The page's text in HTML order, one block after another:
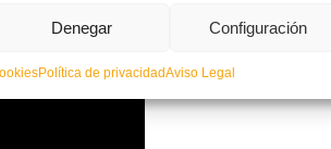
Denegar Configuración
Política de privacidadAviso Legal